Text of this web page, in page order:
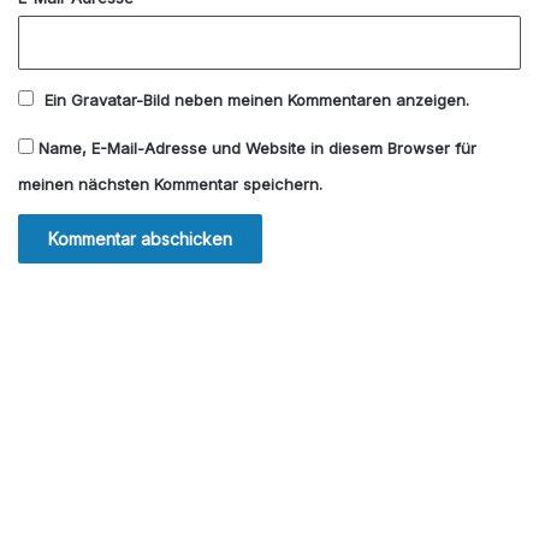
Ein Gravatar-Bild neben meinen Kommentaren anzeigen.
Name, E-Mail-Adresse und Website in diesem Browser für
meinen nächsten Kommentar speichern.